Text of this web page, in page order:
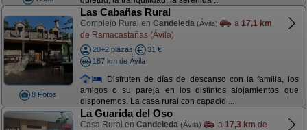
8 Fotos
Las Cabañas Rural
Complejo Rural en Candeleda (Ávila) a 17,1 km
de Ramacastañas (Ávila)
20+2 plazas
31 €
187 km de Ávila
Disfruten de días de descanso con la familia, los
amigos o su pareja en los distintos alojamientos que
disponemos. La casa rural con capacid ...
La Guarida del Oso
Casa Rural en Candeleda (Ávila) a 17,3 km de